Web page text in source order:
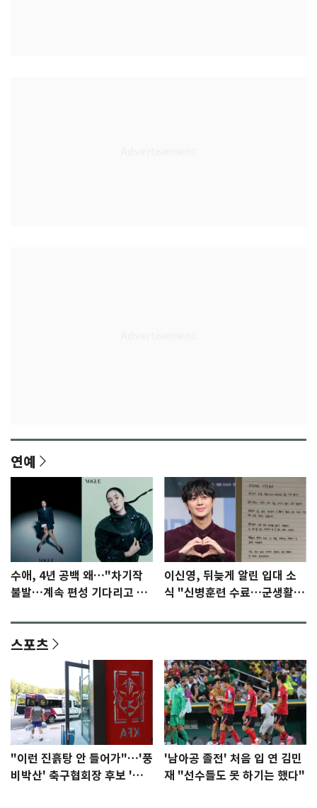
연예
수애, 4년 공백 왜…"차기작
불발…계속 편성 기다리고 있
이신영, 뒤늦게 알린 입대 소
식 "신병훈련 수료…군생활
스포츠
"이런 진흙탕 안 들어가"…'풍
비박산' 축구협회장 후보 '실
'남아공 졸전' 처음 입 연 김민
재 "선수들도 못 하기는 했다"